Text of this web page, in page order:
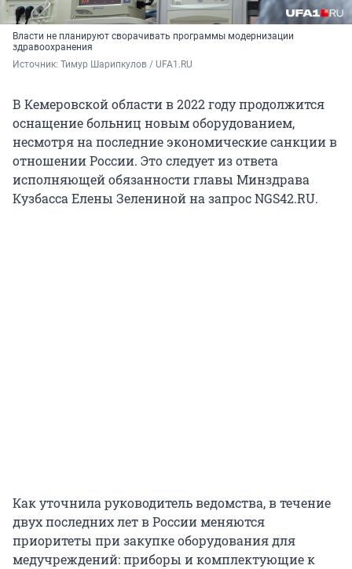
Власти не планируют сворачивать программы модернизации
здравоохранения
Источник: Тимур Шарипкулов / UFA1.RU
В Кемеровской области в 2022 году продолжится
оснащение больниц новым оборудованием,
несмотря на последние экономические санкции в
отношении России. Это следует из ответа
исполняющей обязанности главы Минздрава
Кузбасса Елены Зелениной на запрос NGS42.RU.
Как уточнила руководитель ведомства, в течение
двух последних лет в России меняются
приоритеты при закупке оборудования для
медучреждений: приборы и комплектующие к